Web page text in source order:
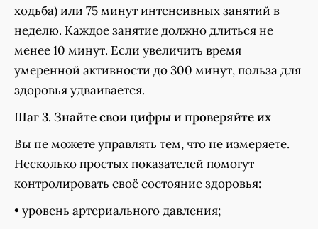
ходьба) или 75 минут интенсивных занятий в
неделю. Каждое занятие должно длиться не
менее 10 минут. Если увеличить время
умеренной активности до 300 минут, польза для
здоровья удваивается.
Шаг 3. Знайте свои цифры и проверяйте их
Вы не можете управлять тем, что не измеряете.
Несколько простых показателей помогут
контролировать своё состояние здоровья:
• уровень артериального давления;